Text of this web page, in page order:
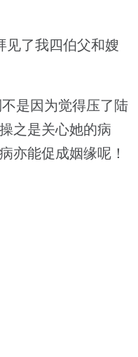
了我四伯父和嫂
是因为觉得压了陆
之是关心她的病
亦能促成姻缘呢！